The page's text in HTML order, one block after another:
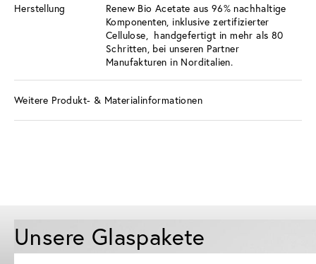
Herstellung
Renew Bio Acetate aus 96% nachhaltige
Komponenten, inklusive zertifizierter
Cellulose, handgefertigt in mehr als 80
Schritten, bei unseren Partner
Manufakturen in Norditalien.
Weitere Produkt- & Materialinformationen
Unsere Glaspakete